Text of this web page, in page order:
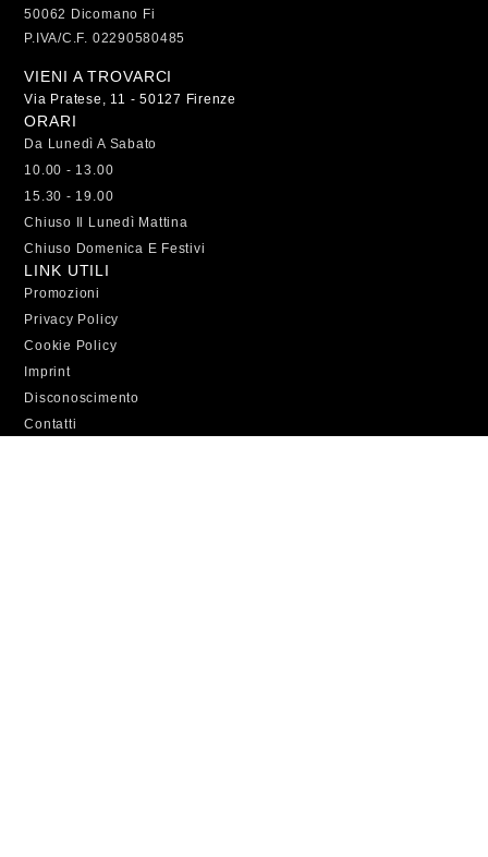
50062 Dicomano Fi
P.IVA/C.F. 02290580485
VIENI A TROVARCI
Via Pratese, 11 - 50127 Firenze
ORARI
Da Lunedì A Sabato
10.00 - 13.00
15.30 - 19.00
Chiuso Il Lunedì Mattina
Chiuso Domenica E Festivi
LINK UTILI
Promozioni
Privacy Policy
Cookie Policy
Imprint
Disconoscimento
Contatti